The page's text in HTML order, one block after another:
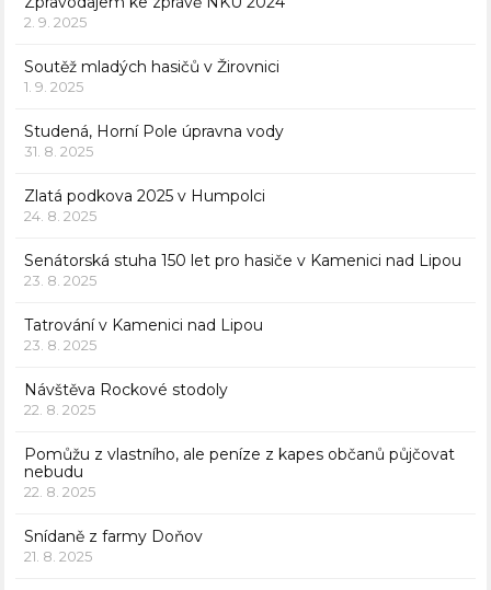
2. 9. 2025
Soutěž mladých hasičů v Žirovnici
1. 9. 2025
Studená, Horní Pole úpravna vody
31. 8. 2025
Zlatá podkova 2025 v Humpolci
24. 8. 2025
Senátorská stuha 150 let pro hasiče v Kamenici nad Lipou
23. 8. 2025
Tatrování v Kamenici nad Lipou
23. 8. 2025
Návštěva Rockové stodoly
22. 8. 2025
Pomůžu z vlastního, ale peníze z kapes občanů půjčovat
nebudu
22. 8. 2025
Snídaně z farmy Doňov
21. 8. 2025